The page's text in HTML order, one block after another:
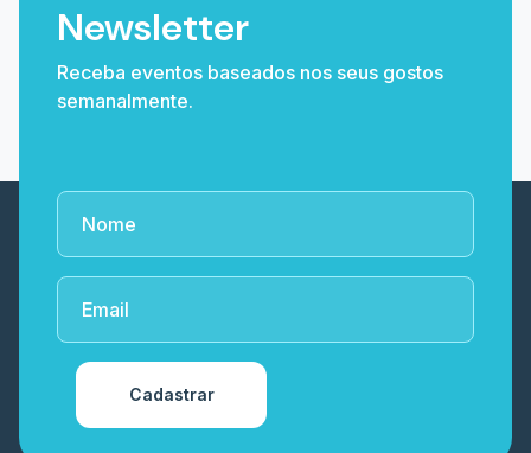
Newsletter
Receba eventos baseados nos seus gostos
semanalmente.
Cadastrar